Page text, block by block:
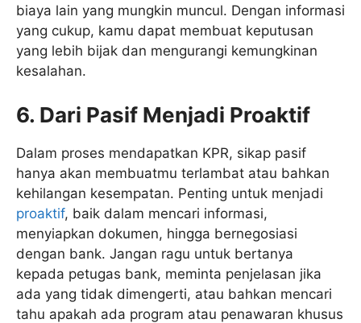
biaya lain yang mungkin muncul. Dengan informasi
yang cukup, kamu dapat membuat keputusan
yang lebih bijak dan mengurangi kemungkinan
kesalahan.
6. Dari Pasif Menjadi Proaktif
Dalam proses mendapatkan KPR, sikap pasif
hanya akan membuatmu terlambat atau bahkan
kehilangan kesempatan. Penting untuk menjadi
proaktif, baik dalam mencari informasi,
menyiapkan dokumen, hingga bernegosiasi
dengan bank. Jangan ragu untuk bertanya
kepada petugas bank, meminta penjelasan jika
ada yang tidak dimengerti, atau bahkan mencari
tahu apakah ada program atau penawaran khusus